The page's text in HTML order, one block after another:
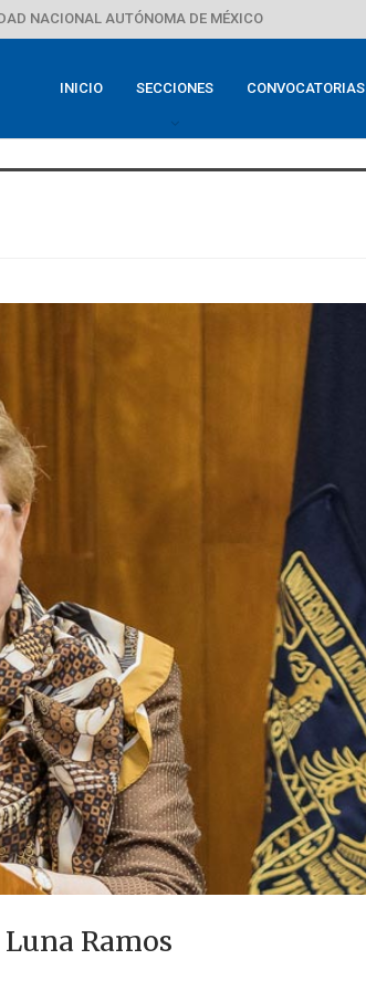
NACIONAL AUTÓNOMA DE MÉXICO
INICIO SECCIONES CONVOCATORIAS
Ramos